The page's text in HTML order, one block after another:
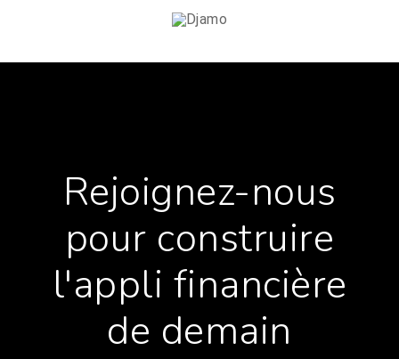
Rejoignez-nous
pour construire
l'appli financière
de demain